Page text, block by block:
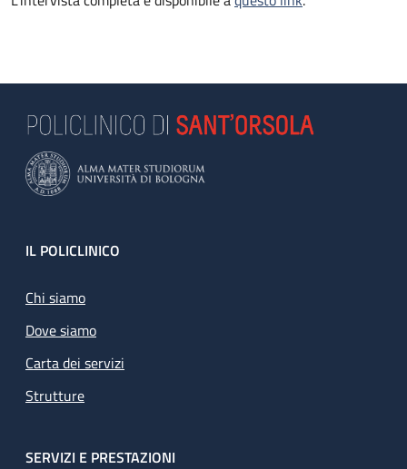
Footer
IL POLICLINICO
Chi siamo
Dove siamo
Carta dei servizi
Strutture
SERVIZI E PRESTAZIONI